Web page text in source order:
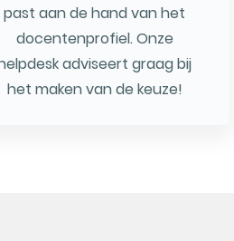
past aan de hand van het
docentenprofiel. Onze
adviseert graag bij
het maken van de keuze!